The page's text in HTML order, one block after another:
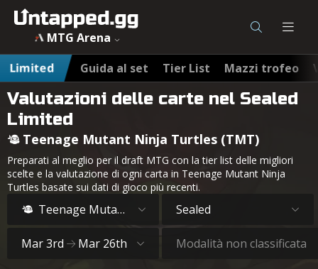
MTG Arena
Limited
Guida al set Tier List Mazzi trofeo
Valutazioni delle carte nel Sealed
Limited
Teenage Mutant Ninja Turtles (TMT)
Preparati al meglio per il draft MTG con la tier list delle migliori
scelte e la valutazione di ogni carta in Teenage Mutant Ninja
Turtles basate sui dati di gioco più recenti.
Teenage Mutant Ninja Turtles Sealed
Mar 3rd Mar 26th Modalità non classificata